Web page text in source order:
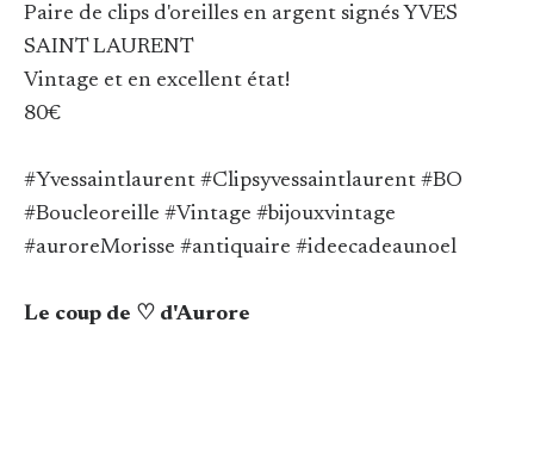
Paire de clips d'oreilles en argent signés YVES
SAINT LAURENT
Vintage et en excellent état!
80€
#Yvessaintlaurent #Clipsyvessaintlaurent #BO
#Boucleoreille #Vintage #bijouxvintage
#auroreMorisse #antiquaire #ideecadeaunoel
Le coup de ♡ d'Aurore